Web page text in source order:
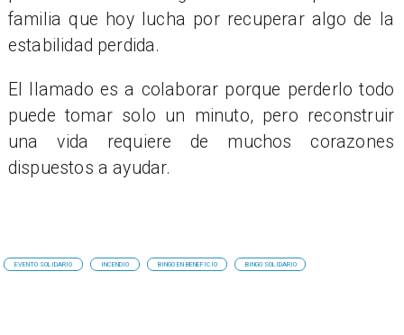
familia que hoy lucha por recuperar algo de la
estabilidad perdida.
El llamado es a colaborar porque perderlo todo
puede tomar solo un minuto, pero reconstruir
una vida requiere de muchos corazones
dispuestos a ayudar.
EVENTO SOLIDARIO INCENDIO BINGO EN BENEFICIO BINGO SOLIDARIO